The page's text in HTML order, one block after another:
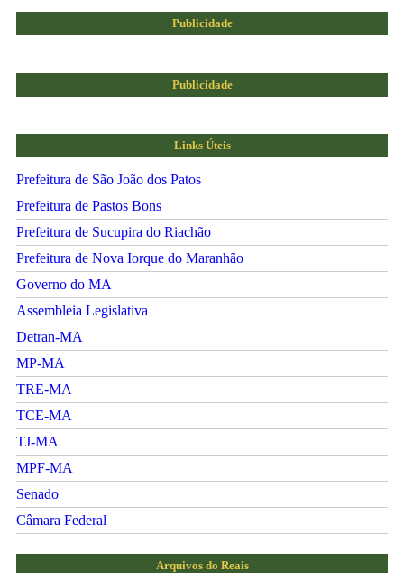
Publicidade
Publicidade
Links Úteis
Prefeitura de São João dos Patos
Prefeitura de Pastos Bons
Prefeitura de Sucupira do Riachão
Prefeitura de Nova Iorque do Maranhão
Governo do MA
Assembleia Legislativa
Detran-MA
MP-MA
TRE-MA
TCE-MA
TJ-MA
MPF-MA
Senado
Câmara Federal
Arquivos do Reais